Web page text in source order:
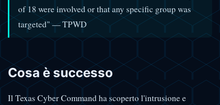
of 18 were involved or that any specific group was
targeted" — TPWD
Cosa è successo
Il Texas Cyber Command ha scoperto l'intrusione e